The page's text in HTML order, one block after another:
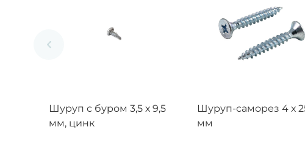
Шуруп с буром 3,5 х 9,5
мм, цинк
Шуруп-саморез 4 х
мм